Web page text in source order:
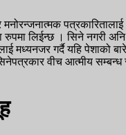
मनोरन्जनात्मक
रुपमा लिईन्छ । सिने नगरी
मध्यनजर गर्दै यहि पेशाको
वीच आत्मीय सम्बन्ध